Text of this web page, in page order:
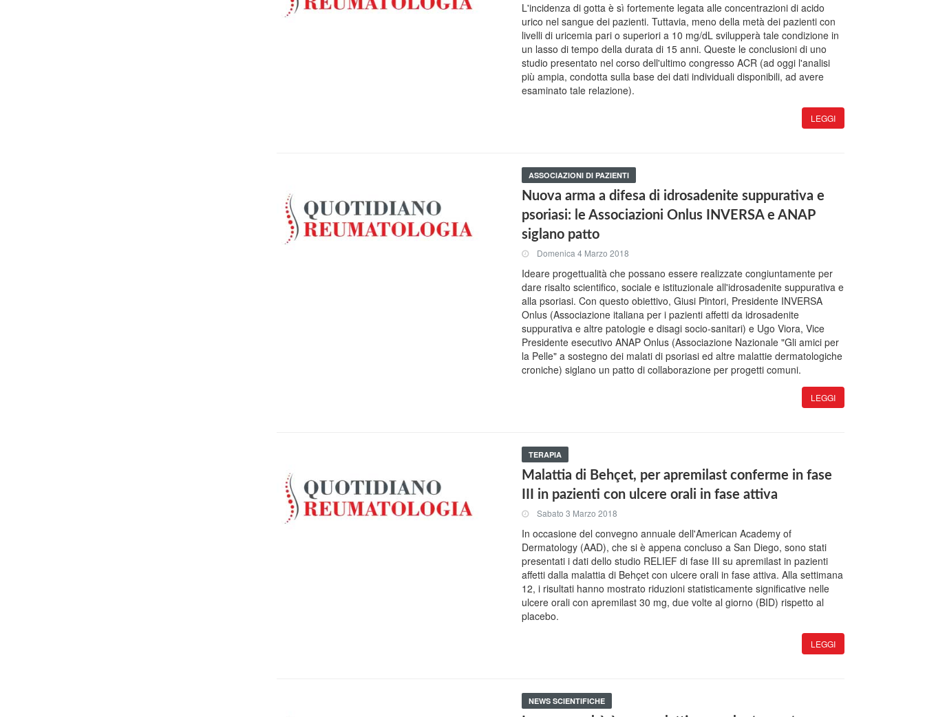
L'incidenza di gotta è sì fortemente legata alle concentrazioni di acido
urico nel sangue dei pazienti. Tuttavia, meno della metà dei pazienti con
livelli di uricemia pari o superiori a 10 mg/dL svilupperà tale condizione in
un lasso di tempo della durata di 15 anni. Queste le conclusioni di uno
studio presentato nel corso dell'ultimo congresso ACR (ad oggi l'analisi
più ampia, condotta sulla base dei dati individuali disponibili, ad avere
esaminato tale relazione).
LEGGI
ASSOCIAZIONI DI PAZIENTI
Nuova arma a difesa di idrosadenite suppurativa e
psoriasi: le Associazioni Onlus INVERSA e ANAP
siglano patto
Domenica 4 Marzo 2018
Ideare progettualità che possano essere realizzate congiuntamente per
dare risalto scientifico, sociale e istituzionale all'idrosadenite suppurativa e
alla psoriasi. Con questo obiettivo, Giusi Pintori, Presidente INVERSA
Onlus (Associazione italiana per i pazienti affetti da idrosadenite
suppurativa e altre patologie e disagi socio-sanitari) e Ugo Viora, Vice
Presidente esecutivo ANAP Onlus (Associazione Nazionale "Gli amici per
la Pelle" a sostegno dei malati di psoriasi ed altre malattie dermatologiche
croniche) siglano un patto di collaborazione per progetti comuni.
LEGGI
TERAPIA
Malattia di Behçet, per apremilast conferme in fase
III in pazienti con ulcere orali in fase attiva
Sabato 3 Marzo 2018
In occasione del convegno annuale dell'American Academy of
Dermatology (AAD), che si è appena concluso a San Diego, sono stati
presentati i dati dello studio RELIEF di fase III su apremilast in pazienti
affetti dalla malattia di Behçet con ulcere orali in fase attiva. Alla settimana
12, i risultati hanno mostrato riduzioni statisticamente significative nelle
ulcere orali con apremilast 30 mg, due volte al giorno (BID) rispetto al
placebo.
LEGGI
NEWS SCIENTIFICHE